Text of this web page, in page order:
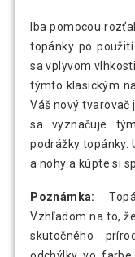
Iba pomocou
topánky po
sa vplyvom
týmto klasickým
Váš nový tvarovač
sa vyznačuje
podrážky topánky.
a nohy a kúpte si
Poznámka:
Vzhľadom na to,
skutočného